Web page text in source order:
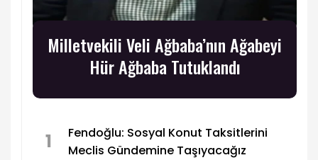
Milletvekili Veli Ağbaba’nın Ağabeyi
Hür Ağbaba Tutuklandı
1
Fendoğlu: Sosyal Konut Taksitlerini
Meclis Gündemine Taşıyacağız